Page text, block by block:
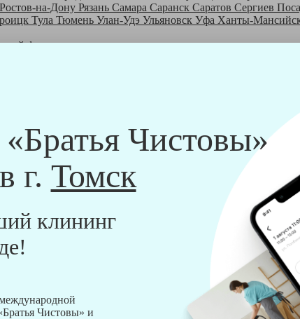
Чистовы»
г. Томск
клининг
Чистовы» и
Ростов-на-Дону Рязань Самара Саранск Саратов Сергиев
Тула Тюмень Улан-Удэ Ульяновск Уфа Ханты-
франшизе
- русские девушки, в возрасте от 24 до 40 лет.
обучающем центре, а также проверку в службе
"Братья Чистовы".
и химический средств, которые наши клинеры привозят с
Soteco, а также утюг, ведро, парогенератор,